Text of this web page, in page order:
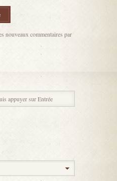
nouveaux commentaires par